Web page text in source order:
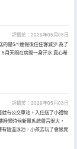
評價於：2026年05月08日
的是5/1連假後住住客減少 為了
月天悶在房間一身汗水 真心希
評價於：2026年05月03日
有公交車站。入住送了小禮物
覺時候新風系統聲音很大，
恆温泳池，小孩去玩了會感覺